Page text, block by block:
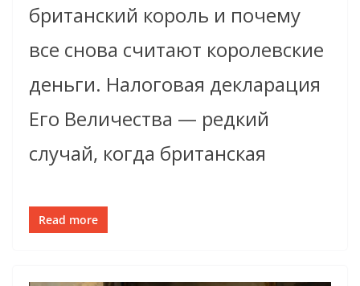
британский король и почему
все снова считают королевские
деньги. Налоговая декларация
Его Величества — редкий
случай, когда британская
Read more